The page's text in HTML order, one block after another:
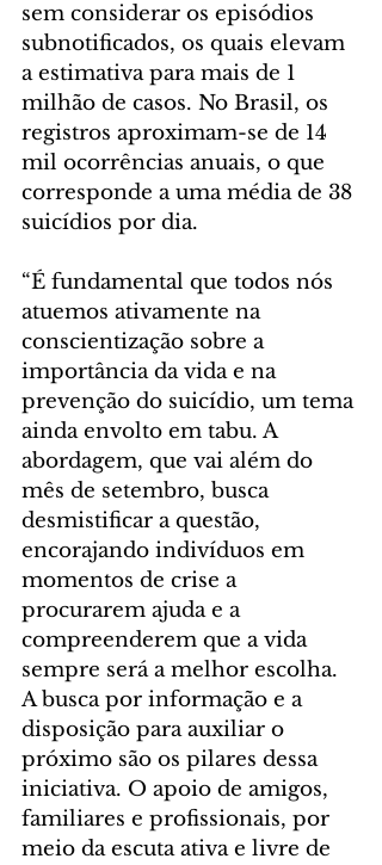
sem considerar os episódios
subnotificados, os quais elevam
a estimativa para mais de 1
milhão de casos. No Brasil, os
registros aproximam-se de 14
mil ocorrências anuais, o que
corresponde a uma média de 38
suicídios por dia.
“É fundamental que todos nós
atuemos ativamente na
conscientização sobre a
importância da vida e na
prevenção do suicídio, um tema
ainda envolto em tabu. A
abordagem, que vai além do
mês de setembro, busca
desmistificar a questão,
encorajando indivíduos em
momentos de crise a
procurarem ajuda e a
compreenderem que a vida
sempre será a melhor escolha.
A busca por informação e a
disposição para auxiliar o
próximo são os pilares dessa
iniciativa. O apoio de amigos,
familiares e profissionais, por
meio da escuta ativa e livre de